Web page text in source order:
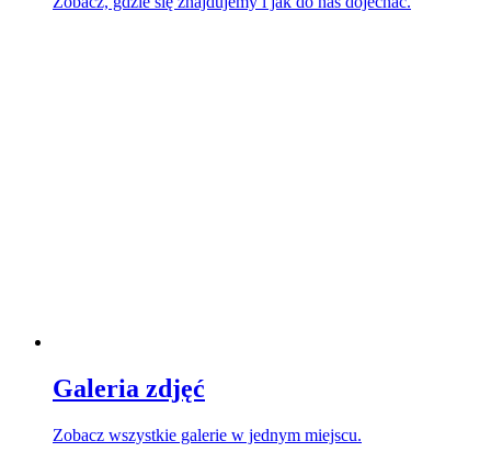
Galeria zdjęć
Zobacz wszystkie galerie w jednym miejscu.